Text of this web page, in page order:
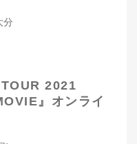
分
2021
』オンライ